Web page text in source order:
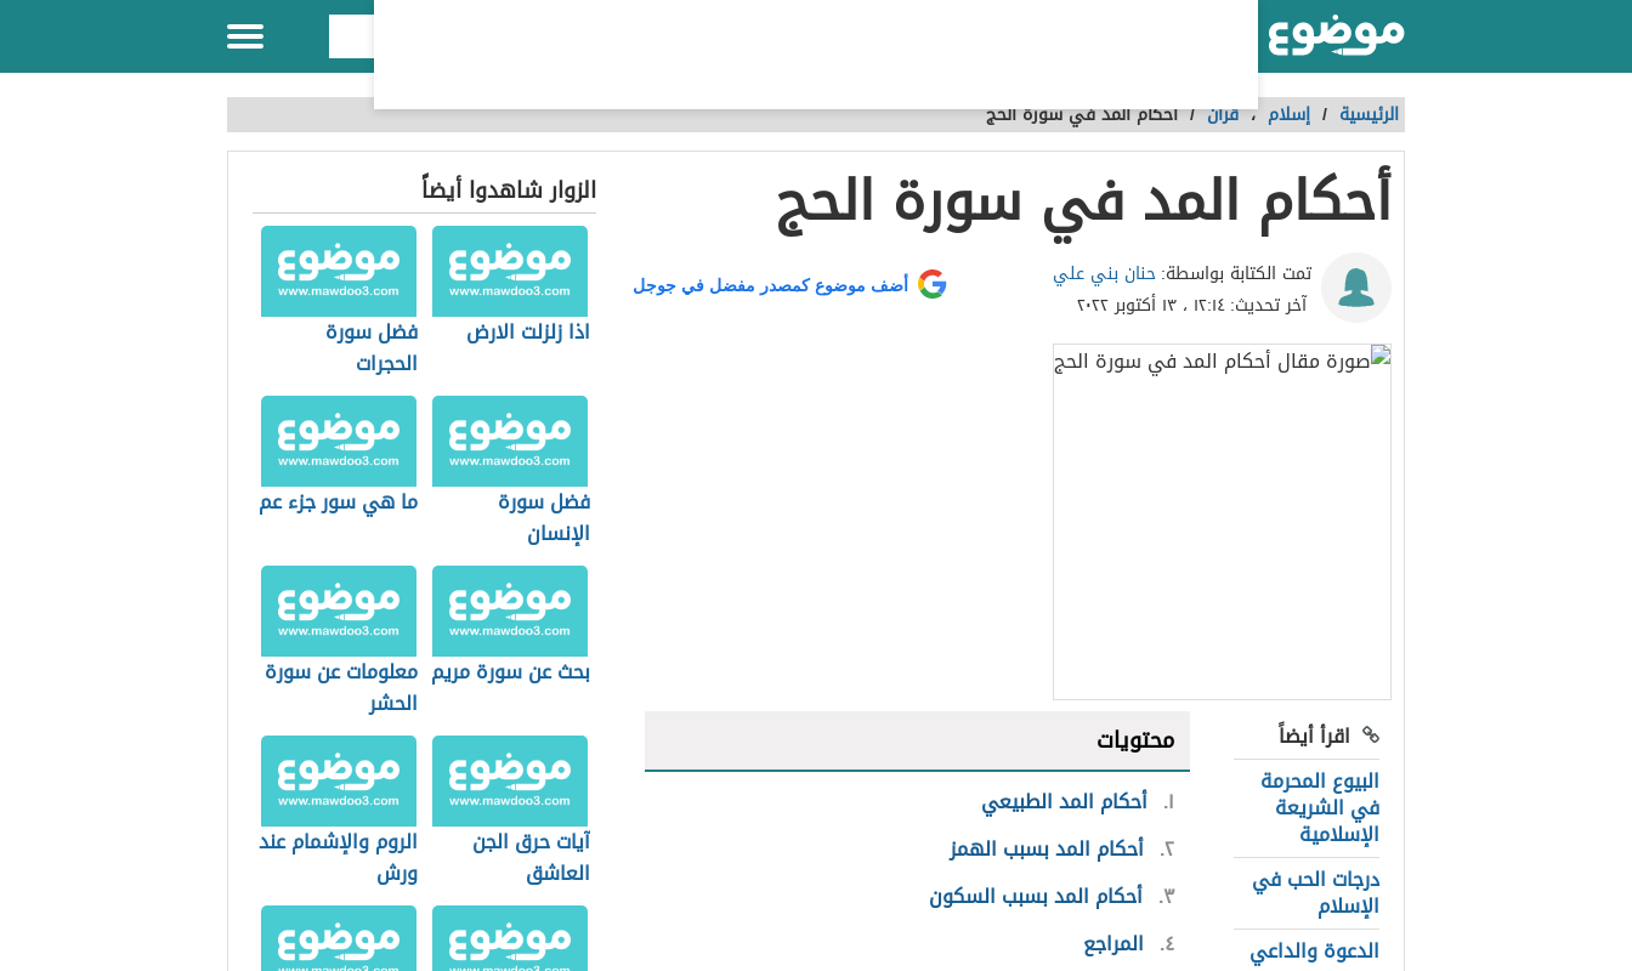
الرئيسية / إسلام ،قرآن /أحكام المد في سورة الحج
أحكام المد في سورة الحج
تمت الكتابة بواسطة:حنان بني علي
آخر تحديث:١٢:١٤ ، ١٣ أكتوبر ٢٠٢٢
أضف موضوع كمصدر مفضل في جوجل
اقرأ أيضاً
البيوع المحرمة
في الشريعة
الإسلامية
درجات الحب في
الإسلام
الدعوة والداعي
محتويات
١ أحكام المد الطبيعي
٢ أحكام المد بسبب الهمز
٣ أحكام المد بسبب السكون
٤ المراجع
الزوار شاهدوا أيضاً
اذا زلزلت الارض
فضل سورة
الحجرات
فضل سورة
الإنسان
ما هي سور جزء عم
بحث عن سورة مريم معلومات عن سورة
الحشر
آيات حرق الجن
العاشق
الروم والإشمام عند
ورش